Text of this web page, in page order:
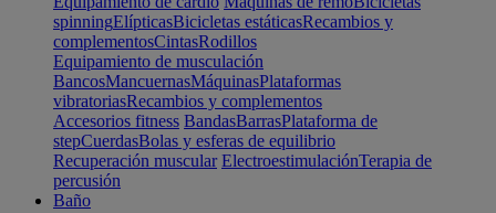
spinningElípticasBicicletas estáticasRecambios y
complementosCintasRodillos
Equipamiento de musculación
BancosMancuernasMáquinasPlataformas
vibratoriasRecambios y complementos
Accesorios fitness BandasBarrasPlataforma de
stepCuerdasBolas y esferas de equilibrio
Recuperación muscular ElectroestimulaciónTerapia de
percusión
Baño